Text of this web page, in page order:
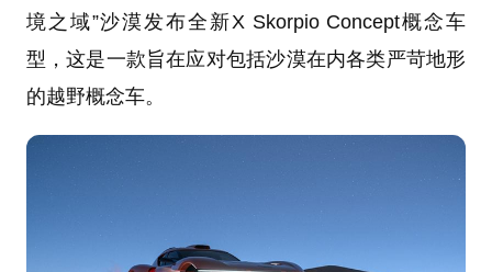
境之域”沙漠发布全新X Skorpio Concept概念车
型，这是一款旨在应对包括沙漠在内各类严苛地形
的越野概念车。